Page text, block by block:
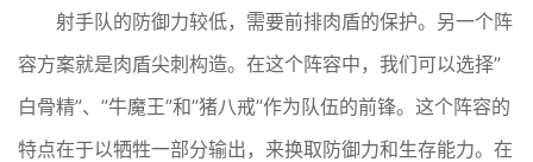
射手队的防御力较低，需要前排肉盾的保护。另一个阵
容方案就是肉盾尖刺构造。在这个阵容中，我们可以选择”
白骨精”、”牛魔王”和”猪八戒”作为队伍的前锋。这个阵容的
特点在于以牺牲一部分输出，来换取防御力和生存能力。在